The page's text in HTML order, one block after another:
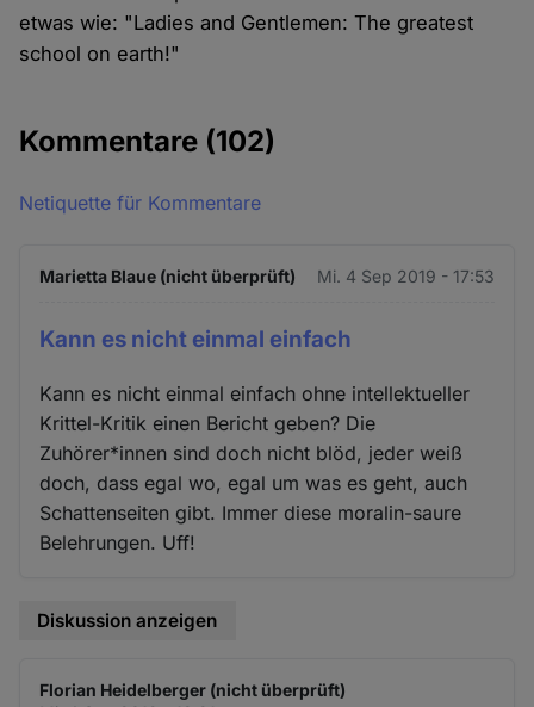
etwas wie: "Ladies and Gentlemen: The greatest
school on earth!"
Kommentare (102)
Netiquette für Kommentare
Marietta Blaue (nicht überprüft) Mi. 4 Sep 2019 - 17:53
Kann es nicht einmal einfach
Kann es nicht einmal einfach ohne intellektueller
Krittel-Kritik einen Bericht geben? Die
Zuhörer*innen sind doch nicht blöd, jeder weiß
doch, dass egal wo, egal um was es geht, auch
Schattenseiten gibt. Immer diese moralin-saure
Belehrungen. Uff!
Diskussion anzeigen
Florian Heidelberger (nicht überprüft)